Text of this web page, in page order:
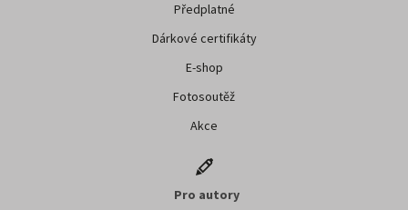
Předplatné
Dárkové certifikáty
E-shop
Fotosoutěž
Akce
Pro autory